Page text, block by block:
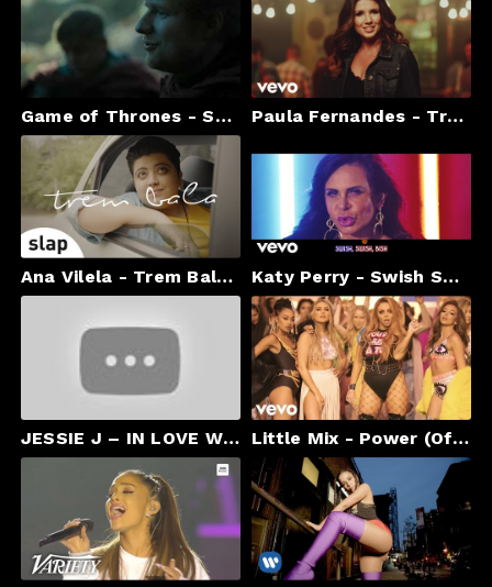
Game of Thrones - Season 7 - Ed Sheeran - Arya Stark - Lannister Song - Hands of Gold Paula Fernandes - Traidor
Ana Vilela - Trem Bala [Clipe Oficial] Katy Perry - Swish Swish (Lyric Video Starring Gretchen) ft. Nicki Minaj
JESSIE J – IN LOVE WITH THE FUNK (UNRELEASED) Little Mix - Power (Official Video) ft. Stormzy